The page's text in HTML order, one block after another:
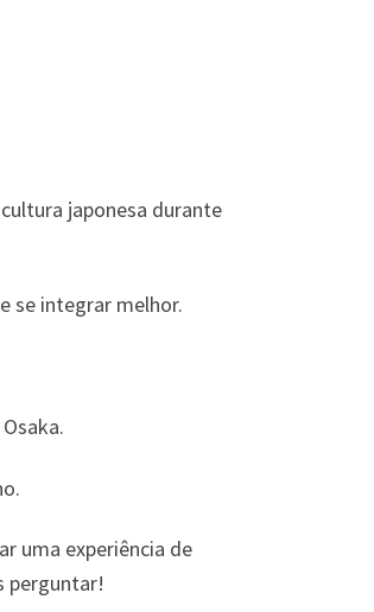
japonesa durante
se integrar melhor.
uma experiência de
perguntar!